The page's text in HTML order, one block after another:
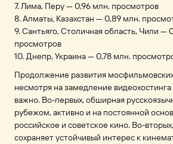
7. Лима, Перу — 0,96 млн. просмотров
8. Алматы, Казахстан — 0,89 млн.
9. Сантьяго, Столичная область, Чили —
просмотров
10. Днепр, Украина — 0,78 млн.
Продолжение развития
несмотря на замедление
важно. Во-первых, обширная
рубежом, активно и на постоянной
российское и советское кино. Во-
сохраняет устойчивый интерес к